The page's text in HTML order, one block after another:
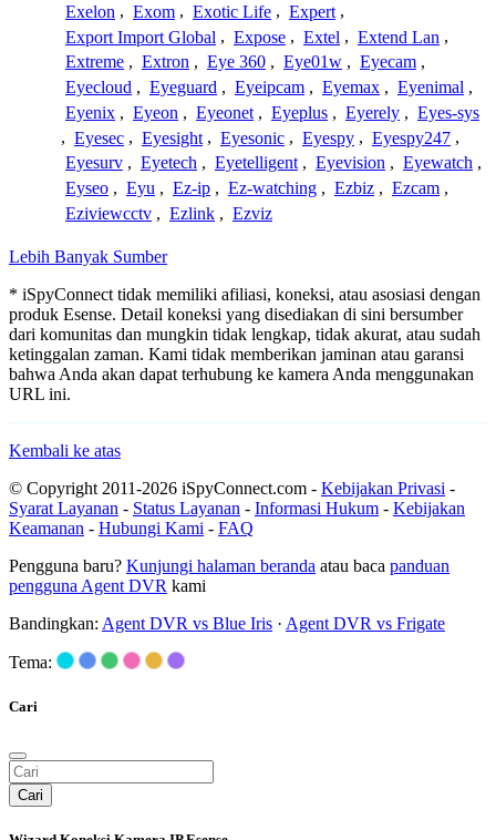
Exelon , Exom , Exotic Life , Expert ,
Export Import Global , Expose , Extel , Extend Lan ,
Extreme , Extron , Eye 360 , Eye01w , Eyecam ,
Eyecloud , Eyeguard , Eyeipcam , Eyemax , Eyenimal ,
Eyenix , Eyeon , Eyeonet , Eyeplus , Eyerely , Eyes-sys
, Eyesec , Eyesight , Eyesonic , Eyespy , Eyespy247 ,
Eyesurv , Eyetech , Eyetelligent , Eyevision , Eyewatch ,
Eyseo , Eyu , Ez-ip , Ez-watching , Ezbiz , Ezcam ,
Eziviewcctv , Ezlink , Ezviz
Lebih Banyak Sumber
* iSpyConnect tidak memiliki afiliasi, koneksi, atau asosiasi dengan
produk Esense. Detail koneksi yang disediakan di sini bersumber
dari komunitas dan mungkin tidak lengkap, tidak akurat, atau sudah
ketinggalan zaman. Kami tidak memberikan jaminan atau garansi
bahwa Anda akan dapat terhubung ke kamera Anda menggunakan
URL ini.
Kembali ke atas
© Copyright 2011-2026 iSpyConnect.com - Kebijakan Privasi -
Syarat Layanan - Status Layanan - Informasi Hukum - Kebijakan
Keamanan - Hubungi Kami - FAQ
Pengguna baru? Kunjungi halaman beranda atau baca panduan
pengguna Agent DVR kami
Bandingkan: Agent DVR vs Blue Iris · Agent DVR vs Frigate
Tema:
Cari
Cari